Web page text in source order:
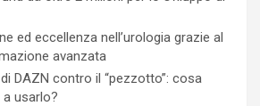
ed eccellenza nell’urologia grazie al
avanzata
DAZN contro il “pezzotto”: cosa
usarlo?